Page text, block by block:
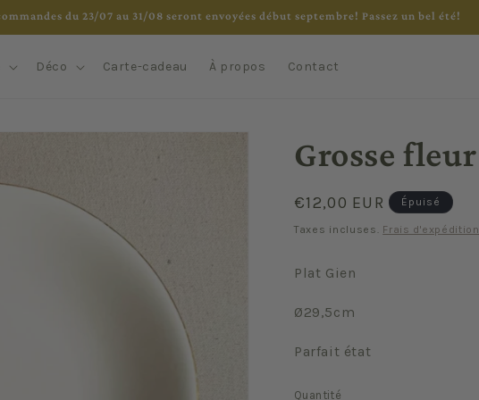
du 23/07 au 31/08 seront envoyées début septembre! Passez un bel été!
Déco Carte-cadeau À propos Contact
Grosse fleur
Prix
habituel
€12,00 EUR Épuisé
Taxes incluses. Frais d'expédition
Plat Gien
Ø29,5cm
Parfait état
Quantité